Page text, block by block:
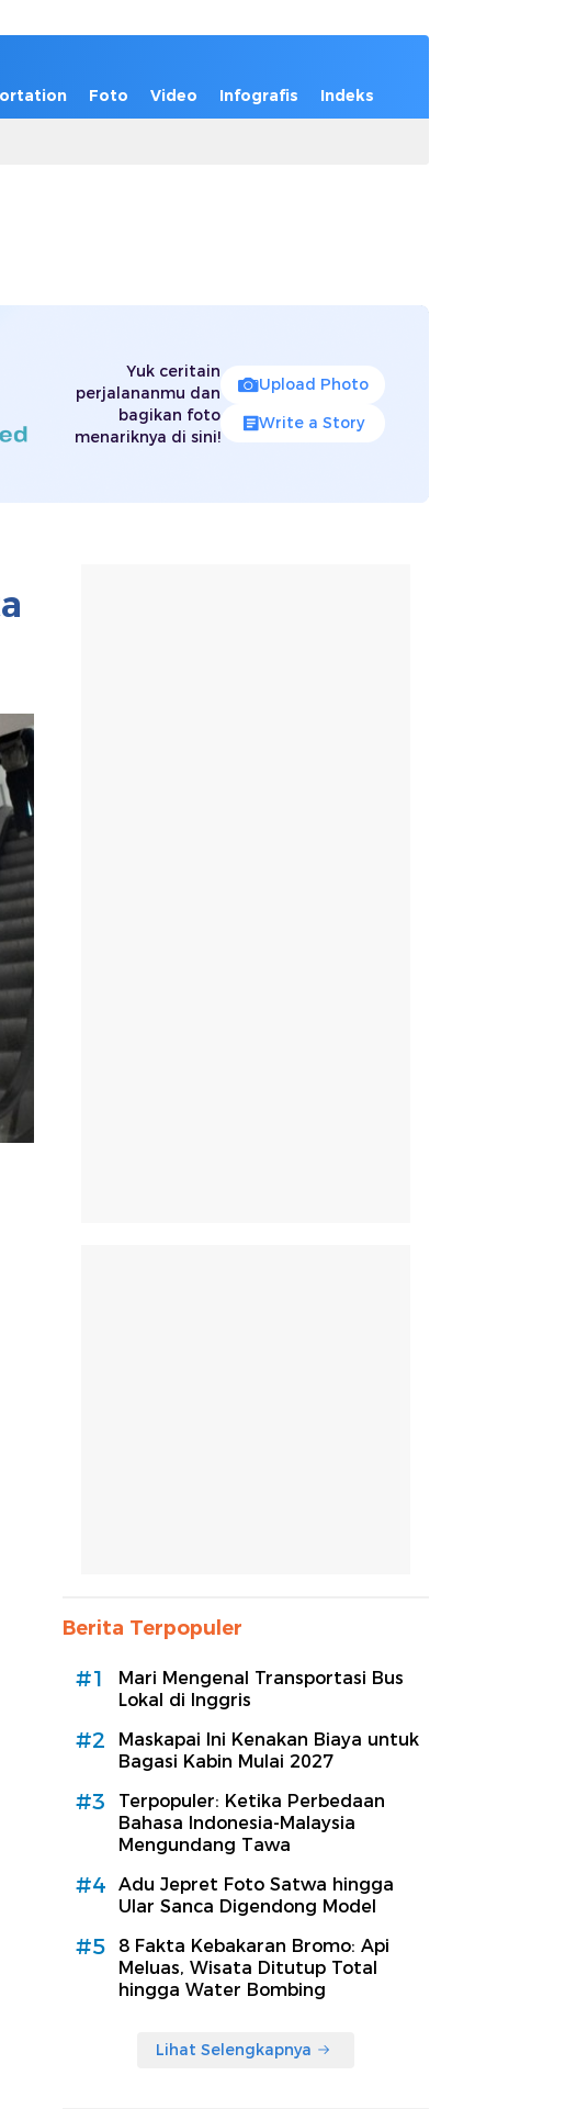
Foto Video Infografis Indeks
Yuk ceritain
perjalananmu dan
bagikan foto
menariknya di sini!
Upload Photo
Write a Story
Berita Terpopuler
#1
Mari Mengenal Transportasi Bus
Lokal di Inggris
#2
Maskapai Ini Kenakan Biaya untuk
Bagasi Kabin Mulai 2027
#3
Terpopuler: Ketika Perbedaan
Bahasa Indonesia-Malaysia
Mengundang Tawa
#4
Adu Jepret Foto Satwa hingga
Ular Sanca Digendong Model
#5
8 Fakta Kebakaran Bromo: Api
Meluas, Wisata Ditutup Total
hingga Water Bombing
Lihat Selengkapnya